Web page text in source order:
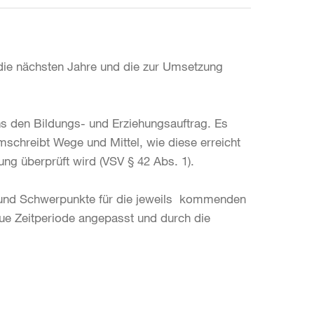
nächsten Jahre und die zur Umsetzung
den Bildungs- und Erziehungsauftrag. Es
Wege und Mittel, wie diese erreicht
überprüft wird (VSV § 42 Abs. 1).
Schwerpunkte für die jeweils kommenden
Zeitperiode angepasst und durch die